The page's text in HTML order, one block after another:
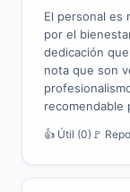
El personal es
por el
dedicación
nota que son
recomendable
👍 Útil (0) 🚩